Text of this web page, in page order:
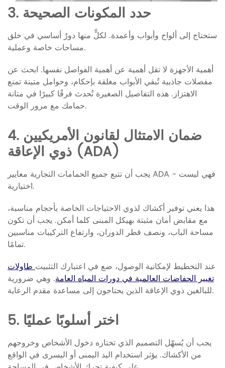
3. حدد المكونات الصحيحة
ستحتاج إلى ألواح وأبواب وأعمدة. لكلٍّ منها دورٌ أساسي في خلق
مساحات خاصة وعملية.
أهمية الأجهزة لا تقل أهمية عن أهمية الفواصل نفسها. ابحث عن
مفصلات جاذبية تُبقي الأبواب مغلقة بإحكام، وحوامل متينة تمنع
الاهتزاز. هذه التفاصيل الصغيرة تُحدث فرقًا كبيرًا في متانة
حمامك مع مرور الوقت.
4. ضمان الامتثال لقانون الأمريكيين
ذوي الإعاقة (ADA)
يجب أن تتبع جميع الحمامات التجارية معايير ADA - فهي ليست
اختيارية.
هذا يعني توفير أكشاك لذوي الاحتياجات الخاصة بأحجام مناسبة،
مع مقابض أمان مثبتة بهيكل المبنى كلما أمكن. يجب أن تكون
مساحة الباب، ونصف قطر الدوران، وارتفاع التركيبات مناسبين
تمامًا.
عند التخطيط لإمكانية الوصول، ضع في اعتبارك التثبيتطاولات
تغيير الحفاضات العالمية في دورات المياه العامة. وهي ضرورية
للبالغين ذوي الإعاقة الذين يحتاجون إلى مساعدة مقدم الرعاية.
5. اختر أسلوبًا عمليًا
يجب أن يُسهّل التصميم الذي تختاره دخول الأشخاص وخروجهم
من الأكشاك. يؤثر استخدام اليد اليمنى أو اليسرى في الواقع